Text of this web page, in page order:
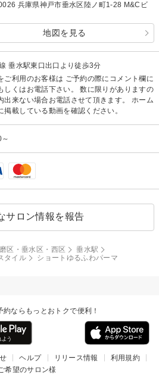
兵庫県神戸市垂水区陸ノ町1-28 M&Cビ
地図を見る
垂水駅東口出口より徒歩3分
ご利用のお客様は ご予約の際にコメント欄に
しくはお電話下さい。 数に限りがありますの
出来ない場合お電話させて頂きます。 ホーム
掲載している動画を確認ください。
サロン情報を報告
区・垂水区・西区
垂水駅
タイル ショートゆるふわパーマ
約ならもっとおトクで便利！
ヘルプ リリース情報
利用規約
希望のサロン様